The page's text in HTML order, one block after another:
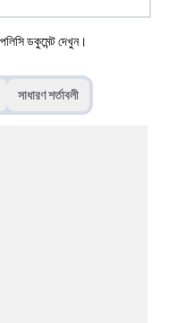
ডকুমেন্ট দেখুন।
সাধারণ শর্তাবলী